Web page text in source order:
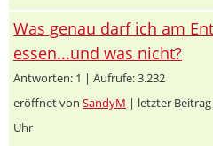
Was genau darf ich am
essen...und was nicht?
Antworten: 1 | Aufrufe: 3.232
eröffnet von SandyM | letzter
Uhr